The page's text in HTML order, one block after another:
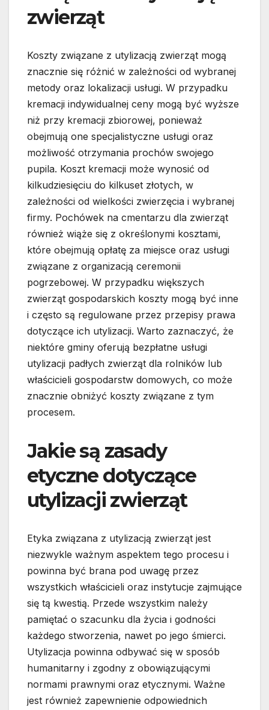
zwierząt
Koszty związane z utylizacją zwierząt mogą
znacznie się różnić w zależności od wybranej
metody oraz lokalizacji usługi. W przypadku
kremacji indywidualnej ceny mogą być wyższe
niż przy kremacji zbiorowej, ponieważ
obejmują one specjalistyczne usługi oraz
możliwość otrzymania prochów swojego
pupila. Koszt kremacji może wynosić od
kilkudziesięciu do kilkuset złotych, w
zależności od wielkości zwierzęcia i wybranej
firmy. Pochówek na cmentarzu dla zwierząt
również wiąże się z określonymi kosztami,
które obejmują opłatę za miejsce oraz usługi
związane z organizacją ceremonii
pogrzebowej. W przypadku większych
zwierząt gospodarskich koszty mogą być inne
i często są regulowane przez przepisy prawa
dotyczące ich utylizacji. Warto zaznaczyć, że
niektóre gminy oferują bezpłatne usługi
utylizacji padłych zwierząt dla rolników lub
właścicieli gospodarstw domowych, co może
znacznie obniżyć koszty związane z tym
procesem.
Jakie są zasady
etyczne dotyczące
utylizacji zwierząt
Etyka związana z utylizacją zwierząt jest
niezwykle ważnym aspektem tego procesu i
powinna być brana pod uwagę przez
wszystkich właścicieli oraz instytucje zajmujące
się tą kwestią. Przede wszystkim należy
pamiętać o szacunku dla życia i godności
każdego stworzenia, nawet po jego śmierci.
Utylizacja powinna odbywać się w sposób
humanitarny i zgodny z obowiązującymi
normami prawnymi oraz etycznymi. Ważne
jest również zapewnienie odpowiednich